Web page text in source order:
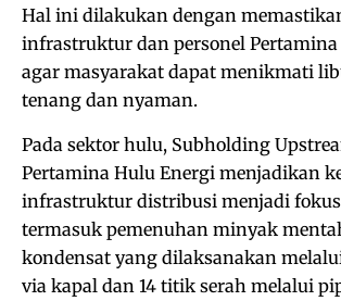
Hal ini dilakukan dengan
infrastruktur dan personel Pertamina
agar masyarakat dapat menikmati
tenang dan nyaman.
Pada sektor hulu, Subholding
Pertamina Hulu Energi menjadikan
infrastruktur distribusi menjadi
termasuk pemenuhan minyak
kondensat yang dilaksanakan
via kapal dan 14 titik serah melalui